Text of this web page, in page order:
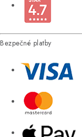
Bezpečné platby